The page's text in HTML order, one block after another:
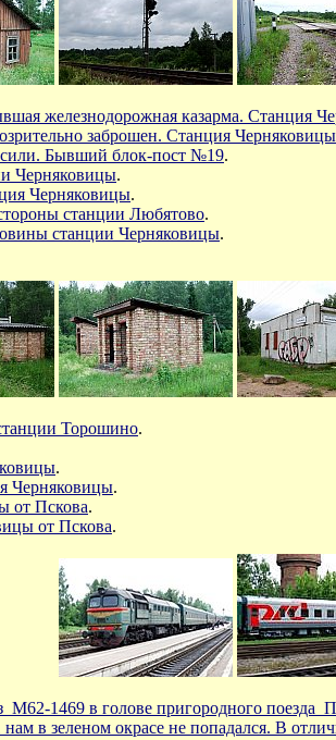
железнодорожная казарма. Станция
заброшен. Станция Черняковицы
Бывший блок-пост №19.
Черняковицы.
Черняковицы.
станции Любятово.
станции Черняковицы.
Торошино.
.
Черняковицы.
от Пскова.
от Пскова.
М62-1469 в голове пригородного поезда
в зеленом окрасе не попадался. В